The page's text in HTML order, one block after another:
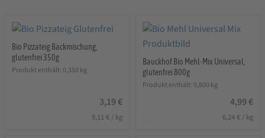
Bio Pizzateig Backmischung,
glutenfrei 350g
Produkt enthält: 0,350 kg
3,19 €
9,11 € / kg
Bauckhof Bio Mehl-Mix Universal,
glutenfrei 800g
Produkt enthält: 0,800 kg
4,99 €
6,24 €/ kg